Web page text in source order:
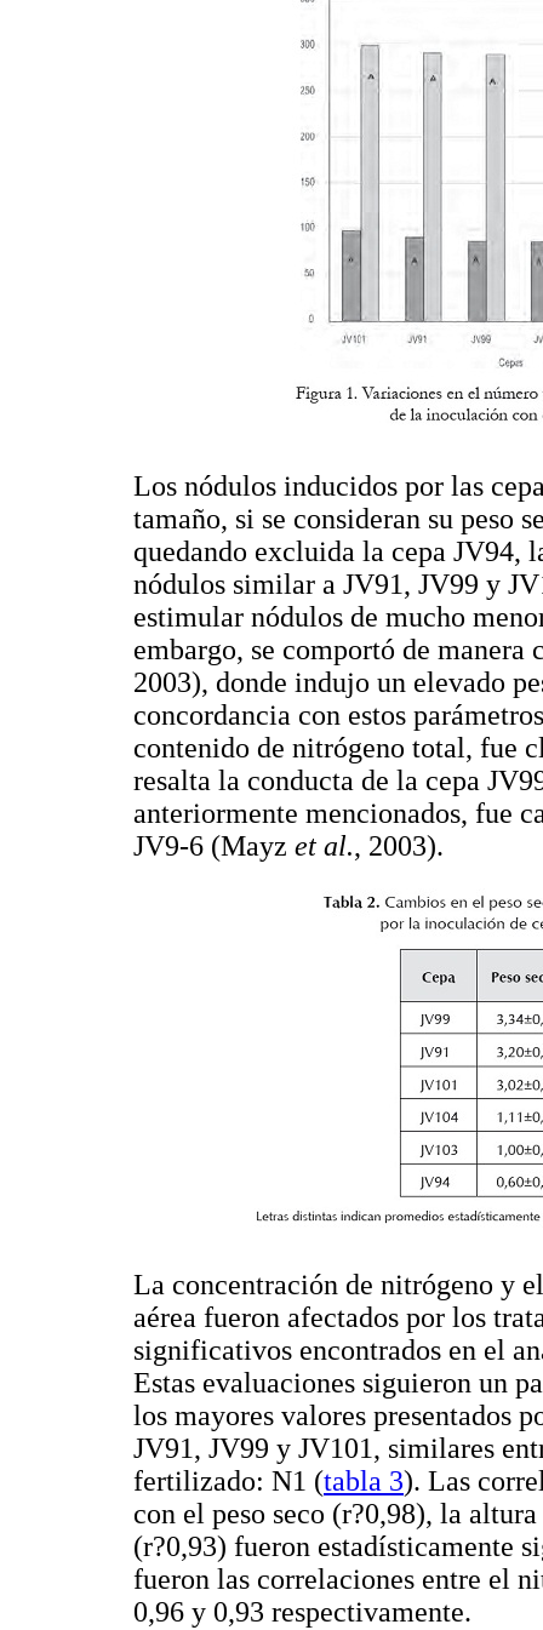
Los nódulos inducidos por las
tamaño, si se consideran su peso
quedando excluida la cepa JV94,
nódulos similar a JV91, JV99 y
estimular nódulos de mucho
embargo, se comportó de
2003), donde indujo un elevado
concordancia con estos
contenido de nitrógeno total, fue
resalta la conducta de la cepa
anteriormente mencionados, fue
JV9-6 (Mayz et al., 2003).
La concentración de nitrógeno y
aérea fueron afectados por los
significativos encontrados en el
Estas evaluaciones siguieron un
los mayores valores presentados
JV91, JV99 y JV101, similares
fertilizado: N1 (tabla 3). Las
con el peso seco (r?0,98), la
(r?0,93) fueron estadísticamente
fueron las correlaciones entre el
0,96 y 0,93 respectivamente.